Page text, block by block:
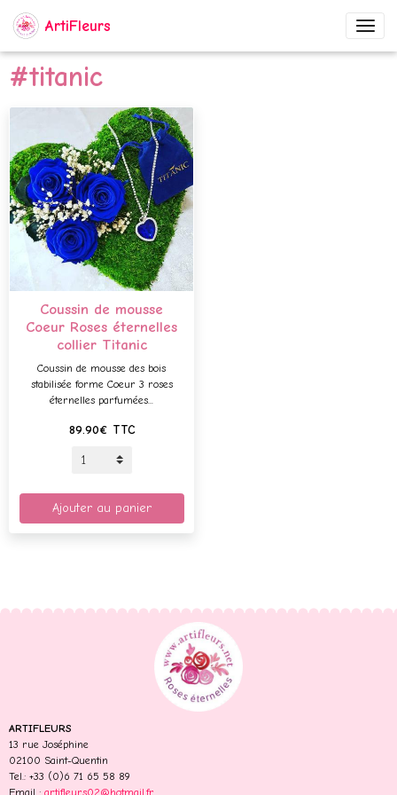
ArtiFleurs
#titanic
Coussin de mousse
Coeur Roses éternelles
collier Titanic
Coussin de mousse des bois
stabilisée forme Coeur 3 roses
éternelles parfumées...
89.90€ TTC
Ajouter au panier
ARTIFLEURS
13 rue Joséphine
02100 Saint-Quentin
Tel.: +33 (0)6 71 65 58 89
Email : artifleurs02@hotmail.fr